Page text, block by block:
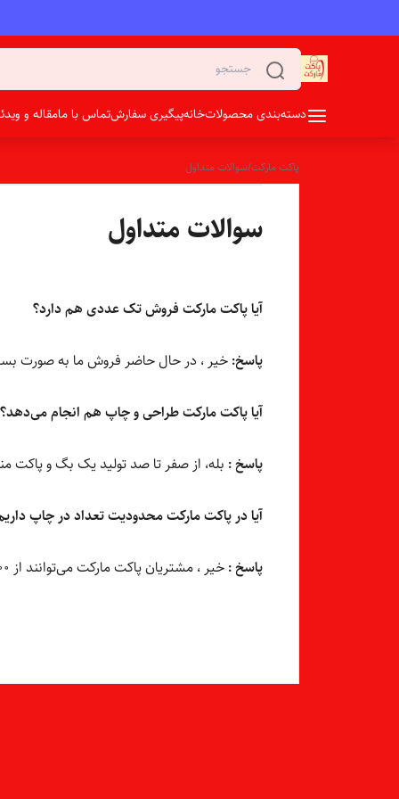
دسته‌بندی محصولاتخانهپیگیری سفارشتماس با مامقاله و
پاکت مارکت/سوالات متداول
سوالات متداول
آیا پاکت مارکت فروش تک عددی هم دارد؟
پاسخ: خیر ، در حال حاضر فروش ما به صورت بسته های ۵۰ عددی و ۱۰۰ عددی و ... و بدون محدودیت در
آیا پاکت مارکت طراحی و چاپ هم انجام می‌دهد؟
پاسخ : بله، از صفر تا صد تولید یک بگ و پاکت
آیا در پاکت مارکت محدودیت تعداد در چاپ
پاسخ : خیر ، مشتریان پاکت مارکت می‌توانند از ۱۰۰ عدد تا هر تعدادی که نیاز دارند ، سفارش چاپ داشته باشند.